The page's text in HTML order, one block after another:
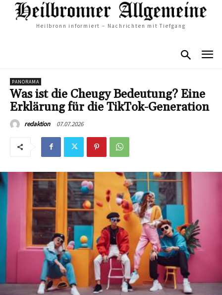
Heilbronn informiert – Nachrichten mit Tiefgang
PANORAMA
Was ist die Cheugy Bedeutung? Eine
Erklärung für die TikTok-Generation
redaktion 07.07.2026